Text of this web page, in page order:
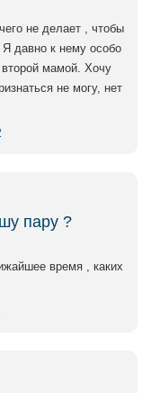
не делает , чтобы
давно к нему особо
мамой. Хочу
не могу, нет
пару ?
время , каких